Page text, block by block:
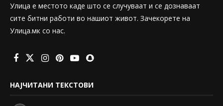
Улица е местото каде што се случуваат и се дознаваат
сите битни работи во нашиот живот. Зачекорете на
Улица.мк со нас.
НАЈЧИТАНИ ТЕКСТОВИ